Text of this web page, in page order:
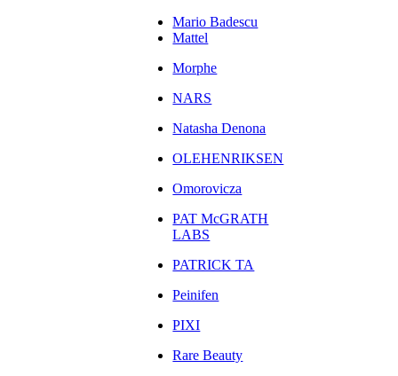
Mario Badescu
Mattel
Morphe
NARS
Natasha Denona
OLEHENRIKSEN
Omorovicza
PAT McGRATH
LABS
PATRICK TA
Peinifen
PIXI
Rare Beauty